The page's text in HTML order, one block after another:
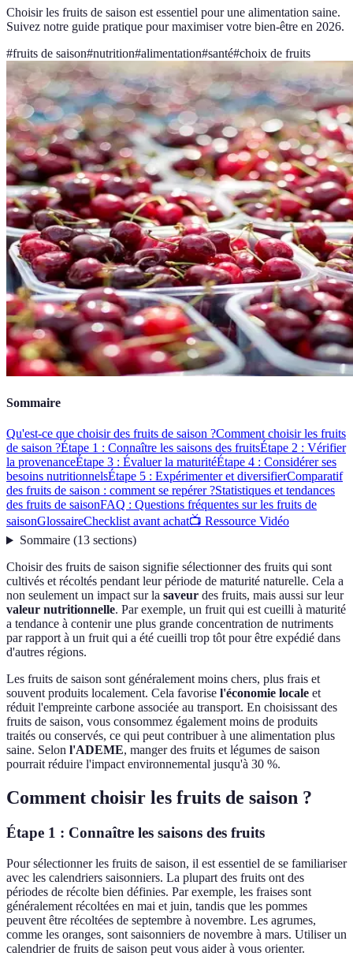
Choisir les fruits de saison est essentiel pour une alimentation saine.
Suivez notre guide pratique pour maximiser votre bien-être en 2026.
#fruits de saison#nutrition#alimentation#santé#choix de fruits
Sommaire
Qu'est-ce que choisir des fruits de saison ?Comment choisir les fruits
de saison ?Étape 1 : Connaître les saisons des fruitsÉtape 2 : Vérifier
la provenanceÉtape 3 : Évaluer la maturitéÉtape 4 : Considérer ses
besoins nutritionnelsÉtape 5 : Expérimenter et diversifierComparatif
des fruits de saison : comment se repérer ?Statistiques et tendances
des fruits de saisonFAQ : Questions fréquentes sur les fruits de
saisonGlossaireChecklist avant achat📺 Ressource Vidéo
Sommaire(13 sections)
Choisir des fruits de saison signifie sélectionner des fruits qui sont
cultivés et récoltés pendant leur période de maturité naturelle. Cela a
non seulement un impact sur la saveur des fruits, mais aussi sur leur
valeur nutritionnelle. Par exemple, un fruit qui est cueilli à maturité
a tendance à contenir une plus grande concentration de nutriments
par rapport à un fruit qui a été cueilli trop tôt pour être expédié dans
d'autres régions.
Les fruits de saison sont généralement moins chers, plus frais et
souvent produits localement. Cela favorise l'économie locale et
réduit l'empreinte carbone associée au transport. En choisissant des
fruits de saison, vous consommez également moins de produits
traités ou conservés, ce qui peut contribuer à une alimentation plus
saine. Selon l'ADEME, manger des fruits et légumes de saison
pourrait réduire l'impact environnemental jusqu'à 30 %.
Comment choisir les fruits de saison ?
Étape 1 : Connaître les saisons des fruits
Pour sélectionner les fruits de saison, il est essentiel de se familiariser
avec les calendriers saisonniers. La plupart des fruits ont des
périodes de récolte bien définies. Par exemple, les fraises sont
généralement récoltées en mai et juin, tandis que les pommes
peuvent être récoltées de septembre à novembre. Les agrumes,
comme les oranges, sont saisonniers de novembre à mars. Utiliser un
calendrier de fruits de saison peut vous aider à vous orienter.